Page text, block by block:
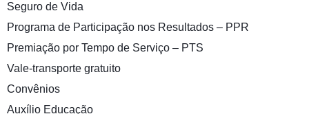
Seguro de Vida
Programa de Participação nos Resultados – PPR
Premiação por Tempo de Serviço – PTS
Vale-transporte gratuito
Convênios
Auxílio Educação